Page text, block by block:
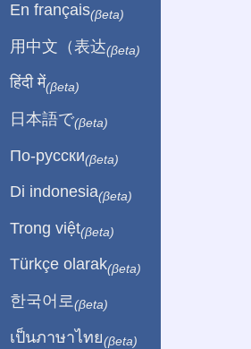
En français(βeta)
用中文（表达(βeta)
हिंदी में(βeta)
日本語で(βeta)
По-русски(βeta)
Di indonesia(βeta)
Trong việt(βeta)
Türkçe olarak(βeta)
한국어로 (βeta)
เป็นภาษาไทย(βeta)